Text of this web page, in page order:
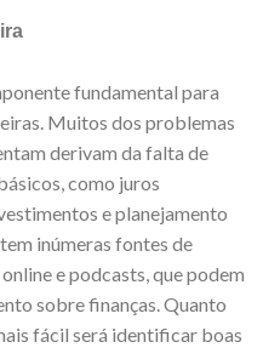
fundamental para
Muitos dos problemas
derivam da falta de
como juros
e planejamento
inúmeras fontes de
e podcasts, que podem
sobre finanças. Quanto
fácil será identificar boas